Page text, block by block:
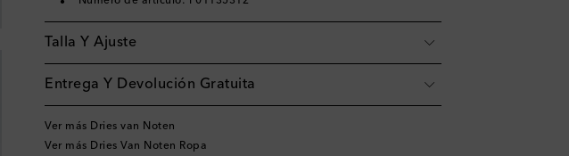
Talla Y Ajuste
Entrega Y Devolución Gratuita
Ver más Dries van Noten
Ver más Dries Van Noten Ropa